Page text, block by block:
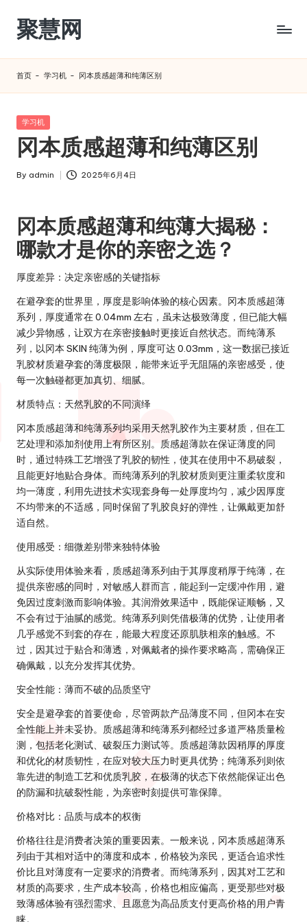
Skip
content
聚慧网
首页 - 学习机 - 冈本质感超薄和纯薄区别
Posted
学习机
冈本质感超薄和纯薄区别
Posted
By admin 2025年6月4日
冈本质感超薄和纯薄大揭秘：
哪款才是你的亲密之选？
厚度差异：决定亲密感的关键指标
在避孕套的世界里，厚度是影响体验的核心因素。冈本质感超薄
系列，厚度通常在 0.04mm 左右，虽未达极致薄度，但已能大幅
减少异物感，让双方在亲密接触时更接近自然状态。而纯薄系
列，以冈本 SKIN 纯薄为例，厚度可达 0.03mm，这一数据已接近
乳胶材质避孕套的薄度极限，能带来近乎无阻隔的亲密感受，使
每一次触碰都更加真切、细腻。
材质特点：天然乳胶的不同演绎
冈本质感超薄和纯薄系列均采用天然乳胶作为主要材质，但在工
艺处理和添加剂使用上有所区别。质感超薄款在保证薄度的同
时，通过特殊工艺增强了乳胶的韧性，使其在使用中不易破裂，
且能更好地贴合身体。而纯薄系列的乳胶材质则更注重柔软度和
均一薄度，利用先进技术实现套身每一处厚度均匀，减少因厚度
不均带来的不适感，同时保留了乳胶良好的弹性，让佩戴更加舒
适自然。
使用感受：细微差别带来独特体验
从实际使用体验来看，质感超薄系列由于其厚度稍厚于纯薄，在
提供亲密感的同时，对敏感人群而言，能起到一定缓冲作用，避
免因过度刺激而影响体验。其润滑效果适中，既能保证顺畅，又
不会有过于油腻的感觉。纯薄系列则凭借极薄的优势，让使用者
几乎感觉不到套的存在，能最大程度还原肌肤相亲的触感。不
过，因其过于贴合和薄透，对佩戴者的操作要求略高，需确保正
确佩戴，以充分发挥其优势。
安全性能：薄而不破的品质坚守
安全是避孕套的首要使命，尽管两款产品薄度不同，但冈本在安
全性能上并未妥协。质感超薄和纯薄系列都经过多道严格质量检
测，包括老化测试、破裂压力测试等。质感超薄款因稍厚的厚度
和优化的材质韧性，在应对较大压力时更具优势；纯薄系列则依
靠先进的制造工艺和优质乳胶，在极薄的状态下依然能保证出色
的防漏和抗破裂性能，为亲密时刻提供可靠保障。
价格对比：品质与成本的权衡
价格往往是消费者决策的重要因素。一般来说，冈本质感超薄系
列由于其相对适中的薄度和成本，价格较为亲民，更适合追求性
价比且对薄度有一定要求的消费者。而纯薄系列，因其对工艺和
材质的高要求，生产成本较高，价格也相应偏高，更受那些对极
致薄感体验有强烈需求、且愿意为高品质支付更高价格的用户青
睐。